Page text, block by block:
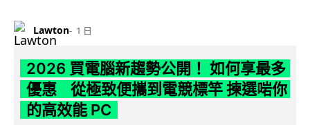
Lawton 1 日
2026 買電腦新趨勢公開！ 如何享最多
優惠 從極致便攜到電競標竿 揀選啱你
的高效能 PC